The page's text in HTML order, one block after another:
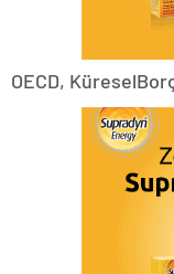
OECD,